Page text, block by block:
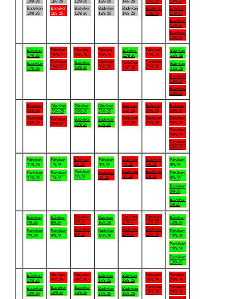
10/8-26
Badviken
10/8-26
11/8-26
Badviken
11/8-26
12/8-26
Badviken
12/8-26
13/8-26
Badviken
13/8-26
14/8-26
Badviken
14/8-26
15/8-26
Badviken
15/8-26
16/8-26
Båtviken
16/8-26
Badviken
16/8-26
Badviken
16/8-26
Båtviken
17/8-26
Badviken
17/8-26
Båtviken
18/8-26
Badviken
18/8-26
Båtviken
19/8-26
Badviken
19/8-26
Båtviken
20/8-26
Badviken
20/8-26
Båtviken
21/8-26
Badviken
21/8-26
Båtviken
22/8-26
Badviken
22/8-26
Båtviken
23/8-26
Båtviken
23/8-26
Badviken
23/8-26
Badviken
23/8-26
Båtviken
24/8-26
Badviken
24/8-26
Båtviken
25/8-26
Badviken
25/8-26
Båtviken
26/8-26
Badviken
26/8-26
Båtviken
27/8-26
Badviken
27/8-26
Båtviken
28/8-26
Badviken
28/8-26
Båtviken
29/8-26
Badviken
29/8-26
Båtviken
30/8-26
Båtviken
30/8-26
Badviken
30/8-26
Badviken
30/8-26
Båtviken
31/8-26
Badviken
31/8-26
Båtviken
1/9-26
Badviken
1/9-26
Båtviken
2/9-26
Badviken
2/9-26
Båtviken
3/9-26
Badviken
3/9-26
Båtviken
4/9-26
Badviken
4/9-26
Båtviken
5/9-26
Badviken
5/9-26
Båtviken
6/9-26
Båtviken
6/9-26
Badviken
6/9-26
Badviken
6/9-26
Båtviken
7/9-26
Badviken
7/9-26
Båtviken
8/9-26
Badviken
8/9-26
Båtviken
9/9-26
Badviken
9/9-26
Båtviken
10/9-26
Badviken
10/9-26
Båtviken
11/9-26
Badviken
11/9-26
Båtviken
12/9-26
Badviken
12/9-26
Båtviken
13/9-26
Båtviken
13/9-26
Badviken
13/9-26
Badviken
13/9-26
Båtviken
14/9-26
Badviken
14/9-26
Båtviken
15/9-26
Badviken
15/9-26
Båtviken
16/9-26
Badviken
16/9-26
Båtviken
17/9-26
Badviken
17/9-26
Båtviken
18/9-26
Badviken
18/9-26
Båtviken
19/9-26
Badviken
19/9-26
Båtviken
20/9-26
Båtviken
20/9-26